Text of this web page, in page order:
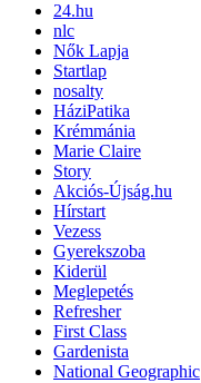
24.hu
nlc
Nők Lapja
Startlap
nosalty
HáziPatika
Krémmánia
Marie Claire
Story
Akciós-Újság.hu
Hírstart
Vezess
Gyerekszoba
Kiderül
Meglepetés
Refresher
First Class
Gardenista
National Geographic